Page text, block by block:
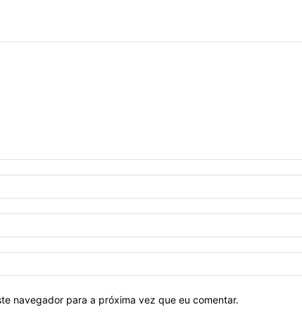
navegador para a próxima vez que eu comentar.